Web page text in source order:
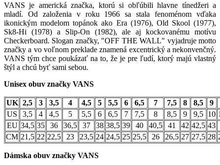
VANS je americká značka, ktorú si obľúbili hlavne tínedžeri a
mladí. Od založenia v roku 1966 sa stala fenoménom vďaka
ikonickým modelom topánok ako Era (1976), Old Skool (1977),
Sk8-Hi (1978) a Slip-On (1982), ale aj kockovanému motívu
Checkerboard. Slogan značky, "OFF THE WALL" vyjadruje motto
značky a vo voľnom preklade znamená excentrický a nekonvenčný.
VANS tým chce poukázať na to, že je pre ľudí, ktorý majú vlastný
štýl a chcú byť sami sebou.
Unisex obuv značky VANS
UK 2,5 3 3,5 4 4,5 5 5,5 6 6,5 7 7,5 8 8,5
9
US
3,5 4 4,5 5 5,5 6 6,5 7 7,5 8 8,5 9 9,5 10
EU 34,5 35 36 36,5 37 38 38,5 39 40 40,5 41 42 42,5 43
CM 21,5 22 22,5 23 23,5 24 24,5 25 25,5 26 26,5 27 27,5 28
Dámska obuv značky VANS